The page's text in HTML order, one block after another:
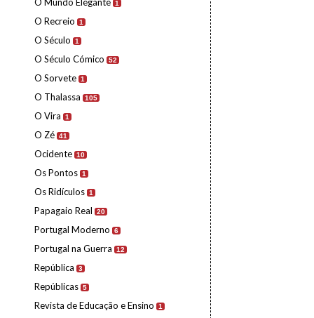
1
O Recreio 1
O Século 1
O Século Cómico 52
O Sorvete 1
O Thalassa 105
O Vira 1
O Zé 41
Ocidente 10
Os Pontos 1
Os Ridículos 1
Papagaio Real 20
Portugal Moderno 6
Portugal na Guerra 12
República 3
Repúblicas 5
Revista de Educação e Ensino 1